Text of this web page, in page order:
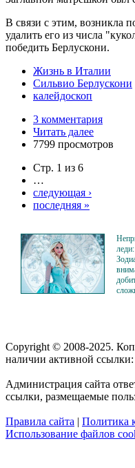
В связи с этим, возникла
удалить его из числа
победить Берлускони.
Жизнь в Италии
Сильвио Берлускони
калейдоскоп
3 комментария
Читать далее
7799 просмотров
Стр. 1 из 6
…
следующая ›
последняя »
Copyright © 2008-2025.
наличии активной ссылки:
Администрация сайта
ссылки, размещаемые
Правила сайта | Политика
Использование файлов